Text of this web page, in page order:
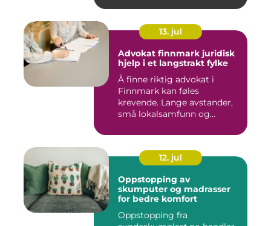
13. jul
Advokat finnmark juridisk
hjelp i et langstrakt fylke
Å finne riktig advokat i
Finnmark kan føles
krevende. Lange avstander,
små lokalsamfunn og
12. jul
Oppstopping av
skumputer og madrasser
for bedre komfort
Oppstopping fra